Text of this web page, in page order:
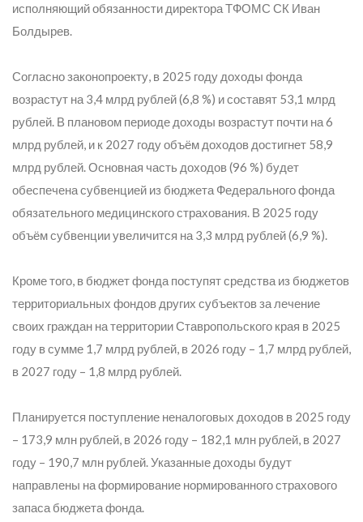
исполняющий обязанности директора ТФОМС СК Иван
Болдырев.
Согласно законопроекту, в 2025 году доходы фонда
возрастут на 3,4 млрд рублей (6,8 %) и составят 53,1 млрд
рублей. В плановом периоде доходы возрастут почти на 6
млрд рублей, и к 2027 году объём доходов достигнет 58,9
млрд рублей. Основная часть доходов (96 %) будет
обеспечена субвенцией из бюджета Федерального фонда
обязательного медицинского страхования. В 2025 году
объём субвенции увеличится на 3,3 млрд рублей (6,9 %).
Кроме того, в бюджет фонда поступят средства из бюджетов
территориальных фондов других субъектов за лечение
своих граждан на территории Ставропольского края в 2025
году в сумме 1,7 млрд рублей, в 2026 году – 1,7 млрд рублей,
в 2027 году – 1,8 млрд рублей.
Планируется поступление неналоговых доходов в 2025 году
– 173,9 млн рублей, в 2026 году – 182,1 млн рублей, в 2027
году – 190,7 млн рублей. Указанные доходы будут
направлены на формирование нормированного страхового
запаса бюджета фонда.